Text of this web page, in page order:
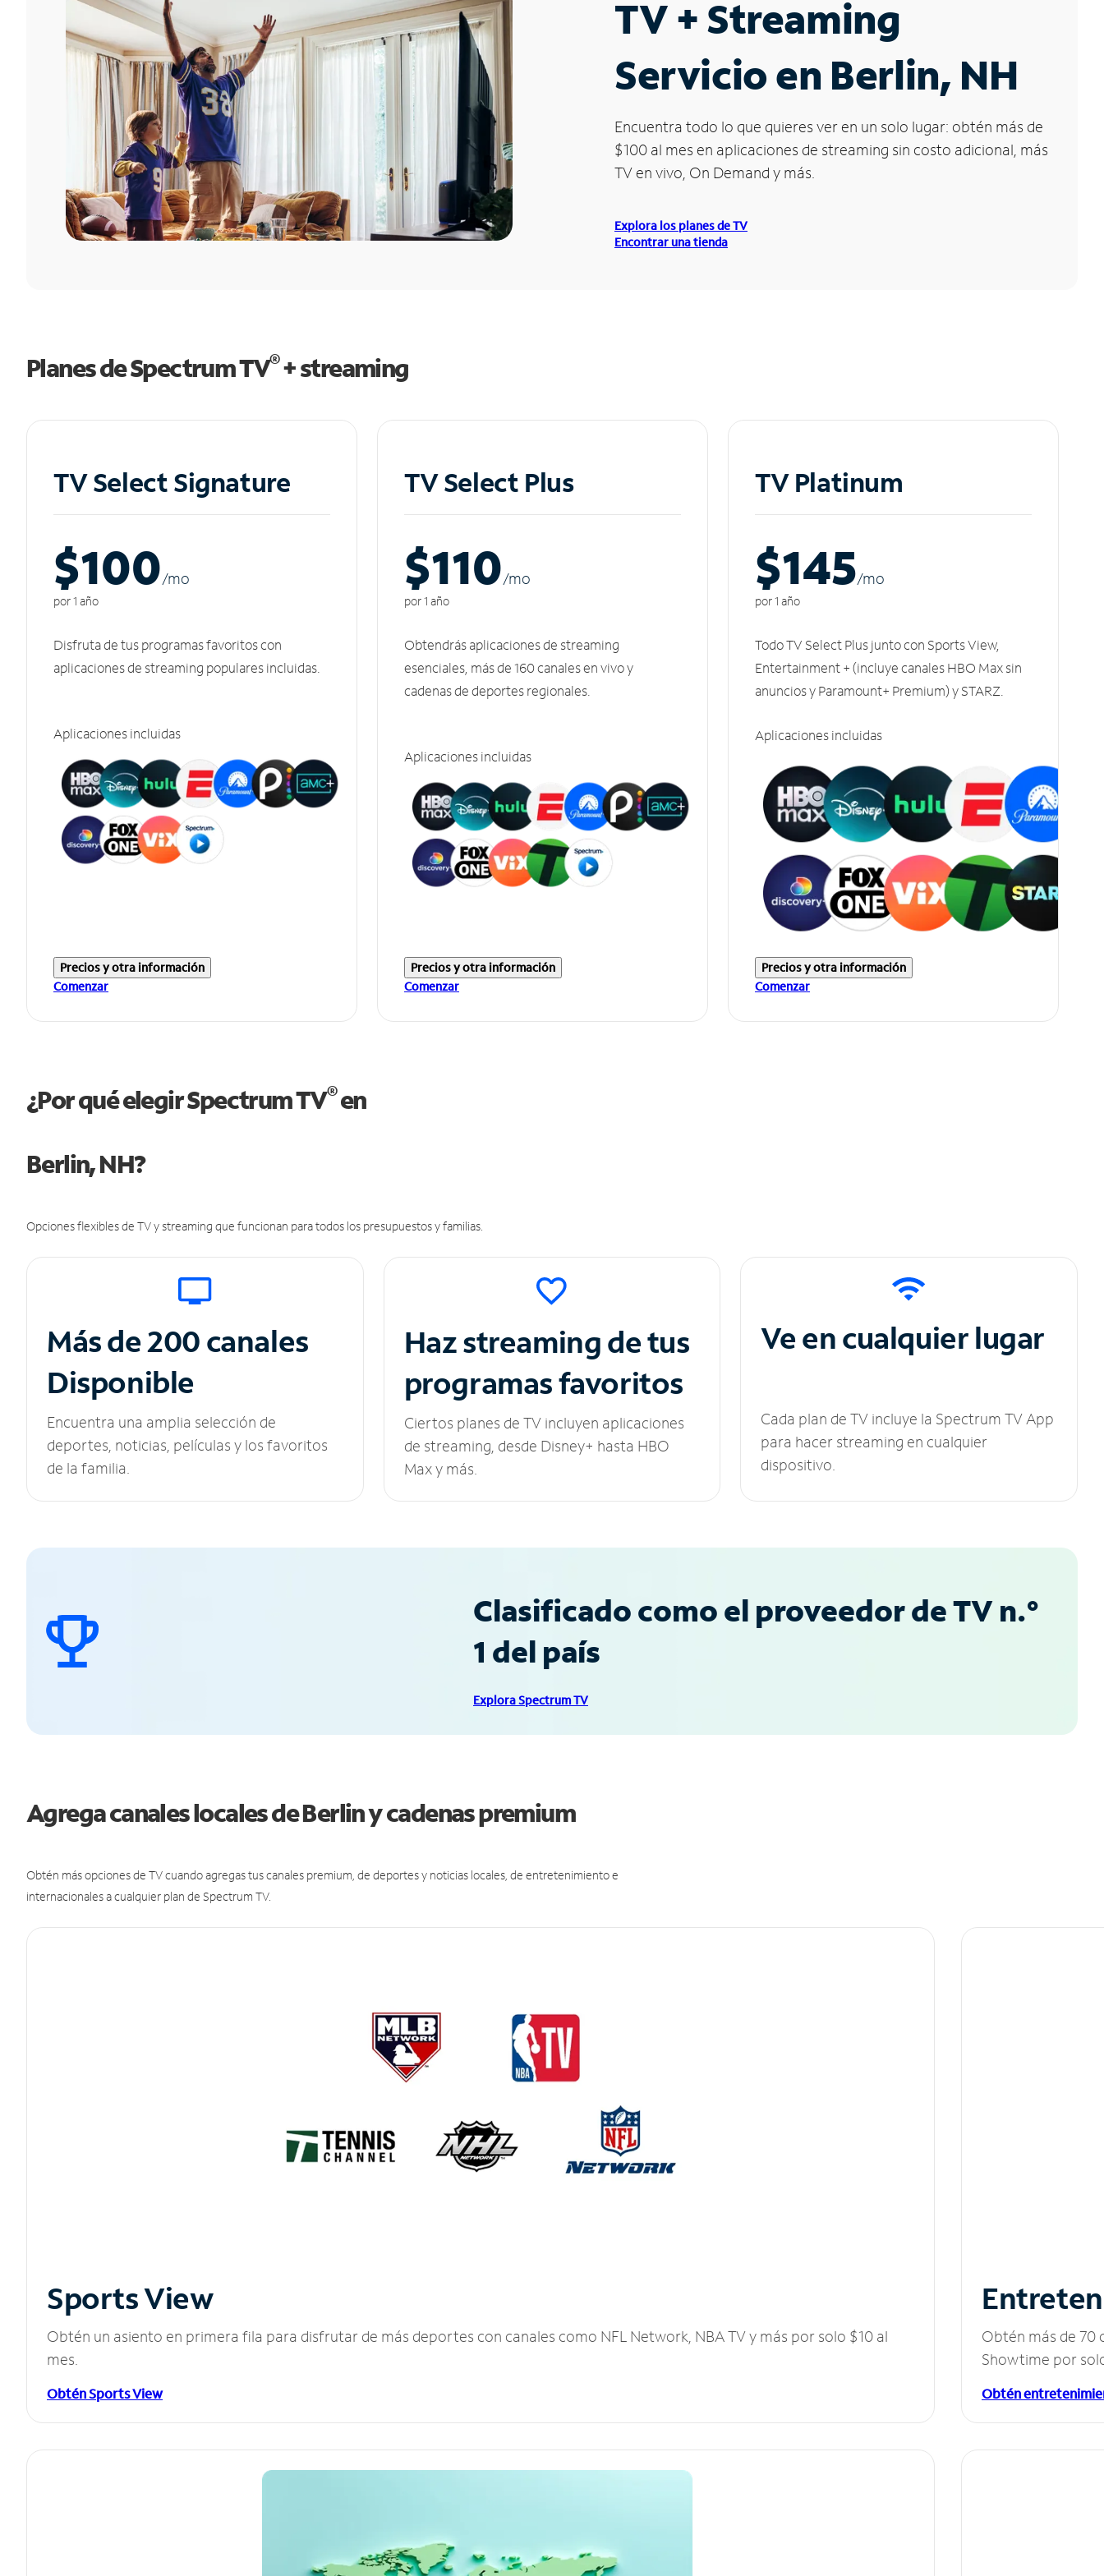
TV + Streaming
Servicio en Berlin, NH
Encuentra todo lo que quieres ver en un solo lugar: obtén más de
$100 al mes en aplicaciones de streaming sin costo adicional, más
TV en vivo, On Demand y más.
Explora los planes de TV
Encontrar una tienda
Planes de Spectrum TV®+ streaming
TV Select Signature
$100/mo
por 1 año
Disfruta de tus programas favoritos con
aplicaciones de streaming populares incluidas.
Aplicaciones incluidas
Precios y otra información
Comenzar
TV Select Plus
$110/mo
por 1 año
Obtendrás aplicaciones de streaming
esenciales, más de 160 canales en vivo y
cadenas de deportes regionales.
Aplicaciones incluidas
Precios y otra información
Comenzar
TV Platinum
$145/mo
por 1 año
Todo TV Select Plus junto con Sports View,
Entertainment + (incluye canales HBO Max sin
anuncios y Paramount+ Premium) y STARZ.
Aplicaciones incluidas
Precios y otra información
Comenzar
¿Por qué elegir Spectrum TV®en
Berlin, NH?
Opciones flexibles de TV y streaming que funcionan para todos los presupuestos y familias.
Más de 200 canales
Disponible
Encuentra una amplia selección de
deportes, noticias, películas y los favoritos
de la familia.
Haz streaming de tus
programas favoritos
Ciertos planes de TV incluyen aplicaciones
de streaming, desde Disney+ hasta HBO
Max y más.
Ve en cualquier lugar
Cada plan de TV incluye la Spectrum TV App
para hacer streaming en cualquier
dispositivo.
Clasificado como el proveedor de TV n.°
1 del país
Explora Spectrum TV
Agrega canales locales de Berlin y cadenas premium
Obtén más opciones de TV cuando agregas tus canales premium, de deportes y noticias locales, de entretenimiento e
internacionales a cualquier plan de Spectrum TV.
Sports View
Obtén un asiento en primera fila para disfrutar de más deportes con canales como NFL Network, NBA TV y más por solo $10 al
mes.
Obtén Sports View
Obtén más de 70
Showtime por
Obtén